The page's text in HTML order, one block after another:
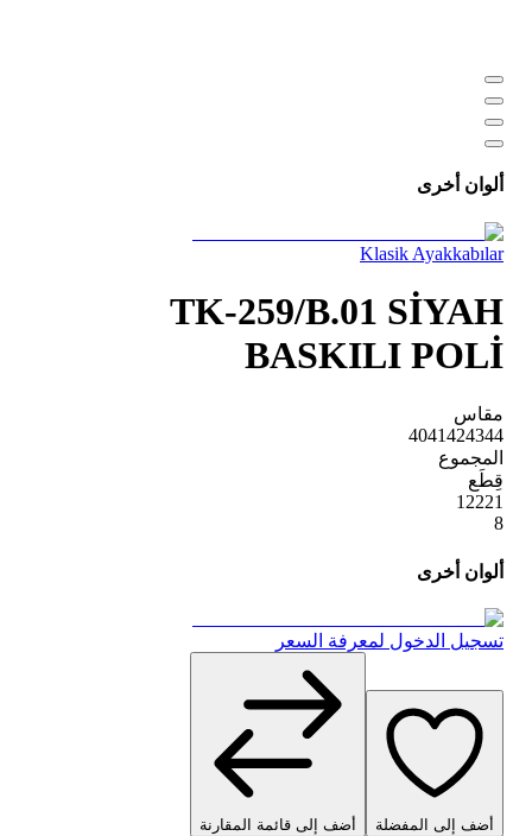
ألوان أخرى
Klasik Ayakkabılar
TK-259/B.01 SİYAH
BASKILI POLİ
مقاس
4041424344
المجموع
قِطَع
12221
8
ألوان أخرى
تسجيل الدخول لمعرفة السعر
أضف إلى المفضلة أضف إلى قائمة المقارنة